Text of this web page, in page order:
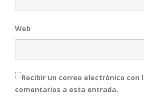
Web
Recibir un correo electrónico con
comentarios a esta entrada.